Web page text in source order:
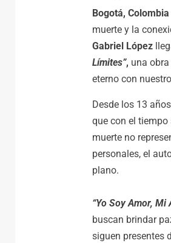
Bogotá, Colombia
muerte y la
Gabriel López
Límites”, una
eterno con
Desde los 13
que con el
muerte no
personales, el
plano.
“Yo Soy Amor, Mi
buscan brindar
siguen presentes